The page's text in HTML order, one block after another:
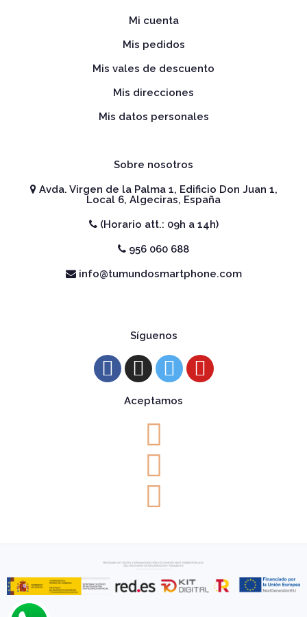
Mi cuenta
Mis pedidos
Mis vales de descuento
Mis direcciones
Mis datos personales
Sobre nosotros
Avda. Virgen de la Palma 1, Edificio Don Juan 1,
Local 6, Algeciras, España
(Horario att.: 09h a 14h)
956 060 688
info@tumundosmartphone.com
Síguenos
Aceptamos